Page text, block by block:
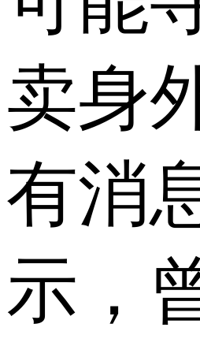
卖身
有消
示，